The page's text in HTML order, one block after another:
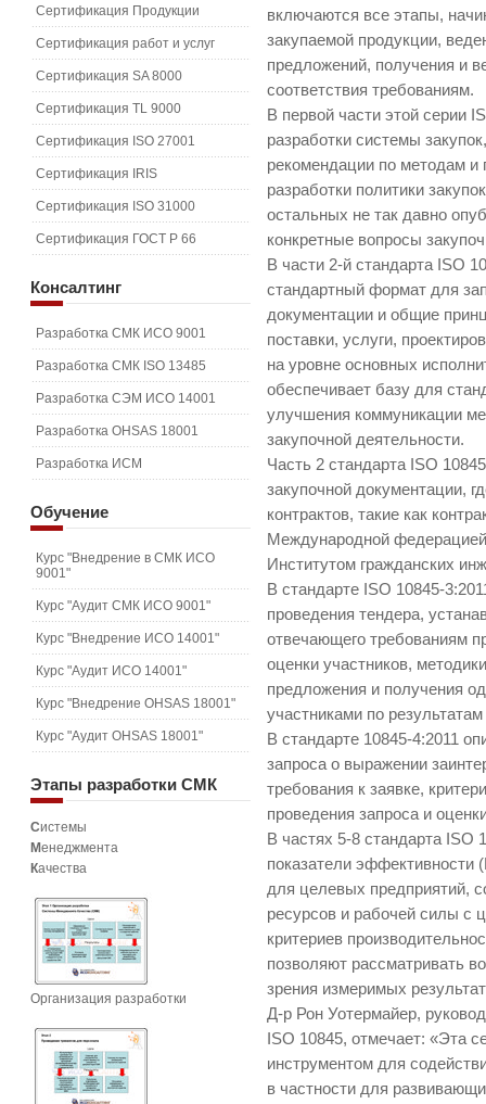
включаются все этапы,
закупаемой продукции,
предложений, получения и
соответствия требованиям.
В первой части этой серии
разработки системы
рекомендации по методам и
разработки политики
остальных не так давно
конкретные вопросы
В части 2-й стандарта ISO
стандартный формат для
документации и общие
поставки, услуги,
на уровне основных
обеспечивает базу для
улучшения коммуникации
закупочной деятельности.
Часть 2 стандарта ISO
закупочной документации,
контрактов, такие как
Международной
Институтом гражданских
В стандарте ISO 10845-
проведения тендера,
отвечающего требованиям
оценки участников,
предложения и получения
участниками по
В стандарте 10845-4:2011
запроса о выражении
требования к заявке,
проведения запроса и
В частях 5-8 стандарта
показатели эффективности
для целевых предприятий,
ресурсов и рабочей силы с
критериев
позволяют рассматривать
зрения измеримых
Д-р Рон Уотермайер,
ISO 10845, отмечает: «Эта
инструментом для
в частности для
Сертификация Продукции
Сертификация работ и услуг
Сертификация SA 8000
Сертификация TL 9000
Сертификация ISO 27001
Сертификация IRIS
Сертификация ISO 31000
Сертификация ГОСТ Р 66
Консалтинг
Разработка СМК ИСО 9001
Разработка СМК ISO 13485
Разработка СЭМ ИСО 14001
Разработка OHSAS 18001
Разработка ИСМ
Обучение
Курс "Внедрение в СМК ИСО
9001"
Курс "Аудит СМК ИСО 9001"
Курс "Внедрение ИСО 14001"
Курс "Аудит ИСО 14001"
Курс "Внедрение OHSAS 18001"
Курс "Аудит OHSAS 18001"
Этапы разработки СМК
Системы
Менеджмента
Качества
Организация разработки